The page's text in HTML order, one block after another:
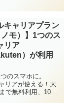
キャリアプラン
モ）】1つのス
リア
）が利用
のスマホに。
リアが使える！大
で無料利用、10分